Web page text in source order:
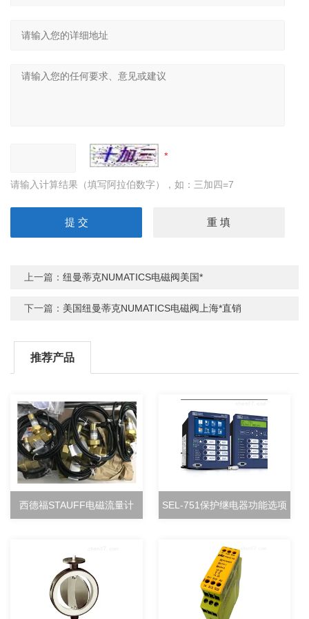
请输入计算结果（填写阿拉伯数字），如：三加四=7
上一篇：纽曼蒂克NUMATICS电磁阀美国*
下一篇： 美国纽曼蒂克NUMATICS电磁阀上海*直销
推荐产品
西德福STAUFF电磁流量计 SEL-751保护继电器功能选项